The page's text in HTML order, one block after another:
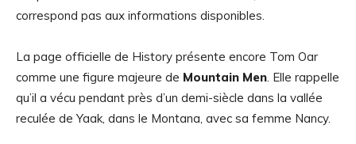
correspond pas aux informations disponibles.
La page officielle de History présente encore Tom Oar
comme une figure majeure de Mountain Men. Elle rappelle
qu’il a vécu pendant près d’un demi-siècle dans la vallée
reculée de Yaak, dans le Montana, avec sa femme Nancy.